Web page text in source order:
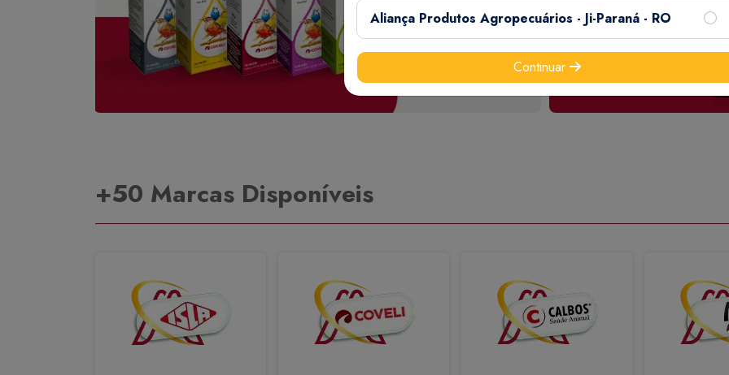
+50 Marcas Disponíveis
Aliança Produtos Agropecuários - Ji-Paraná - RO
Continuar